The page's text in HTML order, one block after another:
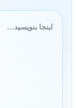
اینجا
بنویسید…